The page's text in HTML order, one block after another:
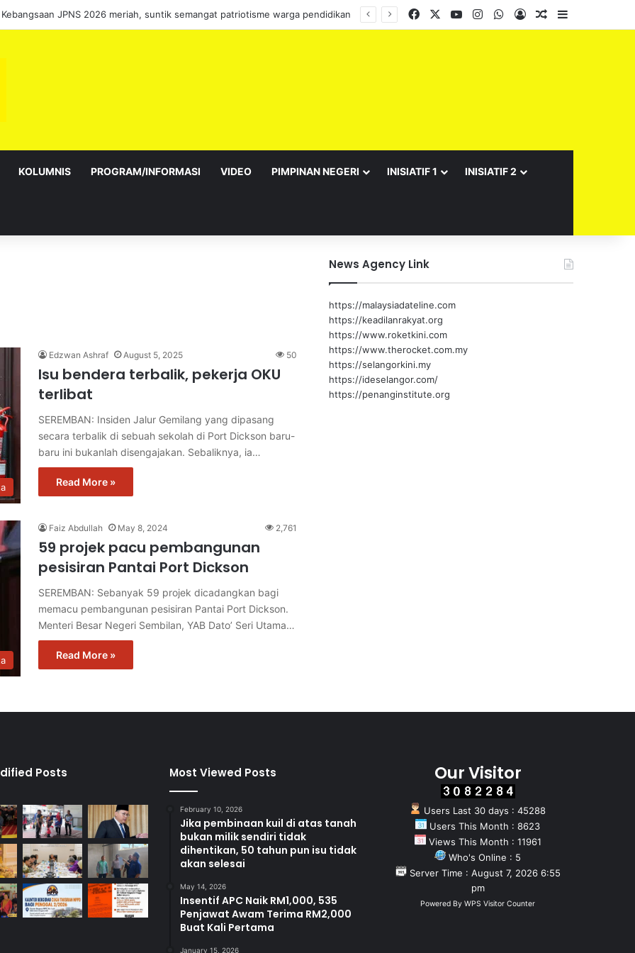
Exco satu amanah besar – Siow Kong Choon Facebook YouTubeInstagramWhatsApp
Log InRandom Article
KOLUMNIS PROGRAM/INFORMASI VIDEO PIMPINAN NEGERI INISIATIF 1 INISIATIF 2
Edzwan Ashraf August 5, 2025 50
Isu bendera terbalik, pekerja OKU
terlibat
SEREMBAN: Insiden Jalur Gemilang yang dipasang
secara terbalik di sebuah sekolah di Port Dickson baru-
baru ini bukanlah disengajakan. Sebaliknya, ia…
Read More »
Faiz Abdullah May 8, 2024 2,761
59 projek pacu pembangunan
pesisiran Pantai Port Dickson
SEREMBAN: Sebanyak 59 projek dicadangkan bagi
memacu pembangunan pesisiran Pantai Port Dickson.
Menteri Besar Negeri Sembilan, YAB Dato’ Seri Utama…
Read More »
News Agency Link
https://malaysiadateline.com
https://keadilanrakyat.org
https://www.roketkini.com
https://www.therocket.com.my
https://selangorkini.my
https://ideselangor.com/
https://penanginstitute.org
Posts Most Viewed Posts
February 10, 2026
Jika pembinaan kuil di atas tanah
bukan milik sendiri tidak
dihentikan, 50 tahun pun isu tidak
akan selesai
May 14, 2026
Insentif APC Naik RM1,000, 535
Penjawat Awam Terima RM2,000
Buat Kali Pertama
January 15, 2026
Our Visitor
Users Last 30 days : 45288
Users This Month : 8623
Views This Month : 11961
Who's Online : 5
Server Time : August 7, 2026 6:55
pm
Powered By WPS Visitor Counter